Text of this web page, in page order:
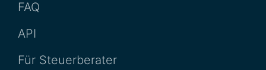
FAQ
API
Für Steuerberater